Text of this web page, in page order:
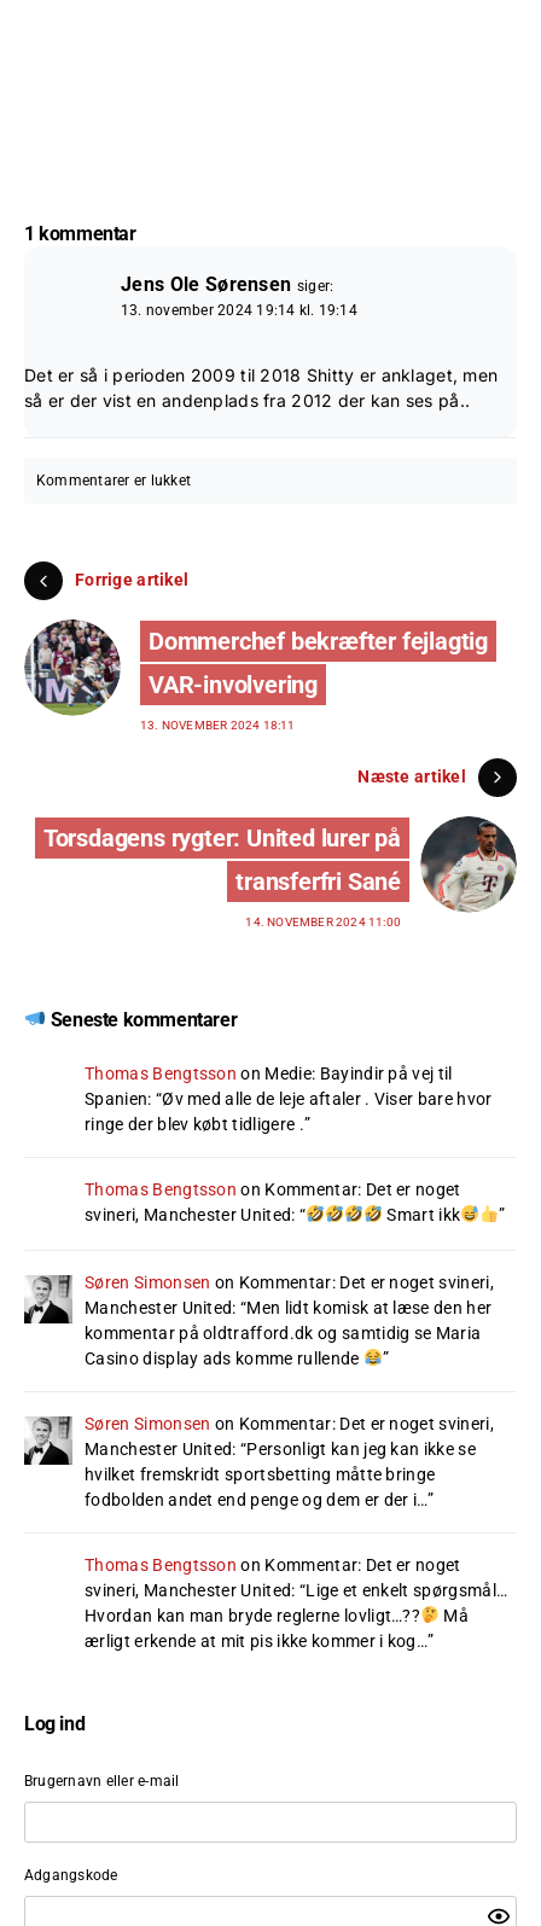
1 kommentar
Jens Ole Sørensen siger:
13. november 2024 19:14 kl. 19:14
Det er så i perioden 2009 til 2018 Shitty er anklaget, men
så er der vist en andenplads fra 2012 der kan ses på..
Kommentarer er lukket
Forrige artikel
Dommerchef bekræfter fejlagtig
VAR-involvering
13. NOVEMBER 2024 18:11
Næste artikel
Torsdagens rygter: United lurer på
transferfri Sané
14. NOVEMBER 2024 11:00
Seneste kommentarer
Thomas Bengtsson on Medie: Bayindir på vej til
Spanien: “Øv med alle de leje aftaler . Viser bare hvor
ringe der blev købt tidligere .”
Thomas Bengtsson on Kommentar: Det er noget
svineri, Manchester United: “ Smart ikk ”
Søren Simonsen on Kommentar: Det er noget svineri,
Manchester United: “Men lidt komisk at læse den her
kommentar på oldtrafford.dk og samtidig se Maria
Casino display ads komme rullende
”
Søren Simonsen on Kommentar: Det er noget svineri,
Manchester United: “Personligt kan jeg kan ikke se
hvilket fremskridt sportsbetting måtte bringe
fodbolden andet end penge og dem er der i…”
Thomas Bengtsson on Kommentar: Det er noget
svineri, Manchester United: “Lige et enkelt spørgsmål…
Hvordan kan man bryde reglerne lovligt…??
Må
ærligt erkende at mit pis ikke kommer i kog…”
Log ind
Brugernavn eller e-mail
Adgangskode